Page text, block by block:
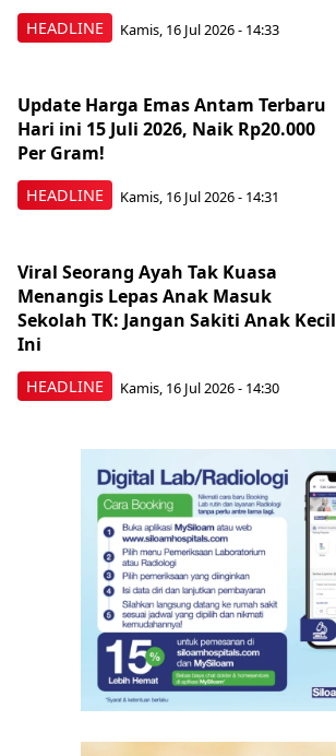
HEADLINE Kamis, 16 Jul 2026 - 14:33
HEADLINE
Update Harga Emas Antam Terbaru
Hari ini 15 Juli 2026, Naik Rp20.000
Per Gram!
Kamis, 16 Jul 2026 - 14:31
HEADLINE
Viral Seorang Ayah Tak Kuasa
Menangis Lepas Anak Masuk
Sekolah TK: Jangan Sakiti Anak Kecil
Ini
Kamis, 16 Jul 2026 - 14:30